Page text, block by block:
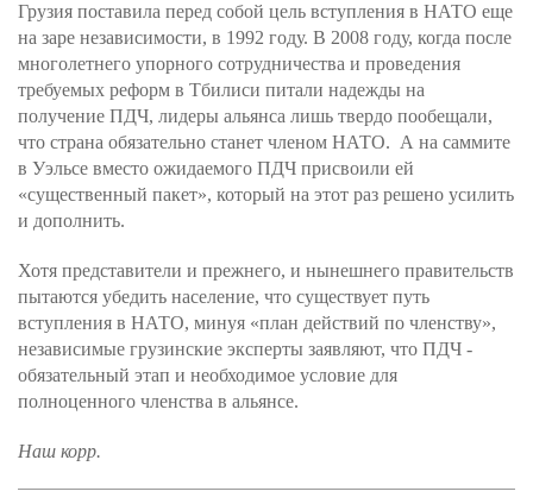
Грузия поставила перед собой цель вступления в НАТО еще
на заре независимости, в 1992 году. В 2008 году, когда после
многолетнего упорного сотрудничества и проведения
требуемых реформ в Тбилиси питали надежды на
получение ПДЧ, лидеры альянса лишь твердо пообещали,
что страна обязательно станет членом НАТО. А на саммите
в Уэльсе вместо ожидаемого ПДЧ присвоили ей
«существенный пакет», который на этот раз решено усилить
и дополнить.
Хотя представители и прежнего, и нынешнего правительств
пытаются убедить население, что существует путь
вступления в НАТО, минуя «план действий по членству»,
независимые грузинские эксперты заявляют, что ПДЧ -
обязательный этап и необходимое условие для
полноценного членства в альянсе.
Наш корр.